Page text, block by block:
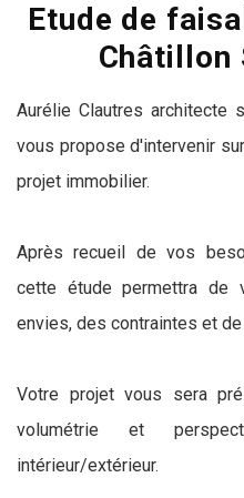
Etude de
Châtillon
Aurélie Clautres architecte
vous propose d'intervenir
projet immobilier.
Après recueil de vos
cette étude permettra de
envies, des contraintes et
Votre projet vous sera
volumétrie et
intérieur/extérieur.